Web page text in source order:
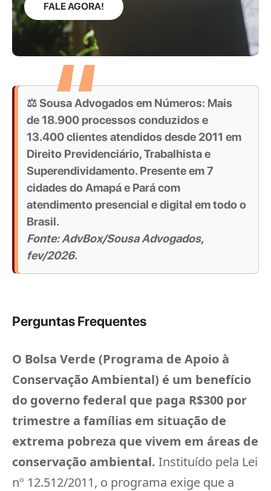
FALE AGORA!
⚖️ Sousa Advogados em Números: Mais
de18.900 processosconduzidos e
13.400 clientesatendidos desde 2011 em
Direito Previdenciário, Trabalhista e
Superendividamento. Presente em7
cidadesdo Amapá e Pará com
atendimento presencial e digital em todo o
Brasil.
Fonte: AdvBox/Sousa Advogados,
fev/2026.
Perguntas Frequentes
O Bolsa Verde (Programa de Apoio à
Conservação Ambiental) é um benefício
do governo federal que paga R$300 por
trimestre a famílias em situação de
extrema pobreza que vivem em áreas de
conservação ambiental. Instituído pela Lei
nº 12.512/2011, o programa exige que a